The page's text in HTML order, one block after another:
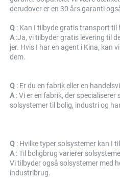
derudover er en 30 års garanti
Q : Kan I tilbyde gratis transport til
A :Ja, vi tilbyder gratis levering til
jer. Hvis I har en agent i Kina, kan
dem.
Q : Er du en fabrik eller en
A : Vi er en fabrik, der
solsystemer til bolig, industri og
Q : Hvilke typer solsystemer kan I
A : Til boligbrug varierer
Vi tilbyder også solsystemer med
industribrug.